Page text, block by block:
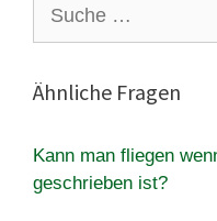
nach:
Ähnliche Fragen
Kann man fliegen
geschrieben ist?